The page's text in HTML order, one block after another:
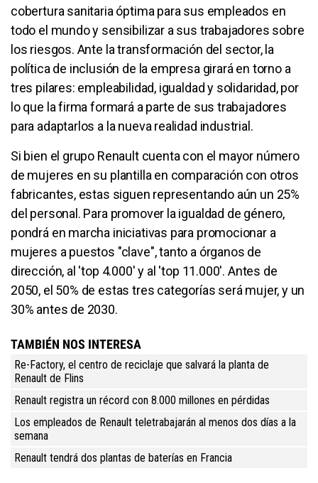
cobertura sanitaria óptima para sus empleados en
todo el mundo y sensibilizar a sus trabajadores sobre
los riesgos. Ante la transformación del sector, la
política de inclusión de la empresa girará en torno a
tres pilares: empleabilidad, igualdad y solidaridad, por
lo que la firma formará a parte de sus trabajadores
para adaptarlos a la nueva realidad industrial.
Si bien el grupo Renault cuenta con el mayor número
de mujeres en su plantilla en comparación con otros
fabricantes, estas siguen representando aún un 25%
del personal. Para promover la igualdad de género,
pondrá en marcha iniciativas para promocionar a
mujeres a puestos "clave", tanto a órganos de
dirección, al 'top 4.000' y al 'top 11.000'. Antes de
2050, el 50% de estas tres categorías será mujer, y un
30% antes de 2030.
TAMBIÉN NOS INTERESA
Re-Factory, el centro de reciclaje que salvará la planta de
Renault de Flins
Renault registra un récord con 8.000 millones en pérdidas
Los empleados de Renault teletrabajarán al menos dos días a la
semana
Renault tendrá dos plantas de baterías en Francia